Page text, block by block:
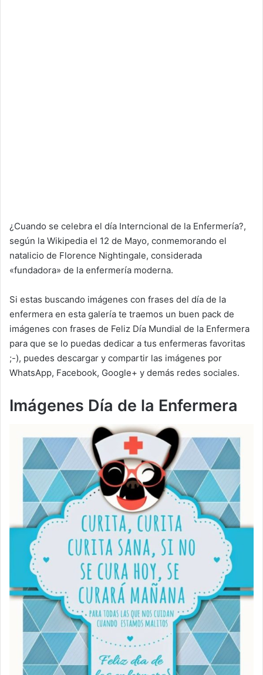
¿Cuando se celebra el día Interncional de la Enfermería?,
según la Wikipedia el 12 de Mayo, conmemorando el
natalicio de Florence Nightingale, considerada
«fundadora» de la enfermería moderna.
Si estas buscando imágenes con frases del día de la
enfermera en esta galería te traemos un buen pack de
imágenes con frases de Feliz Día Mundial de la Enfermera
para que se lo puedas dedicar a tus enfermeras favoritas
;-), puedes descargar y compartir las imágenes por
WhatsApp, Facebook, Google+ y demás redes sociales.
Imágenes Día de la Enfermera